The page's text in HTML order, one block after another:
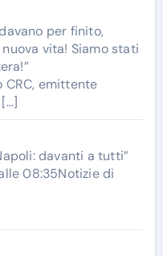
per finito,
vita! Siamo stati
CRC, emittente
[…]
davanti a tutti”
08:35Notizie di